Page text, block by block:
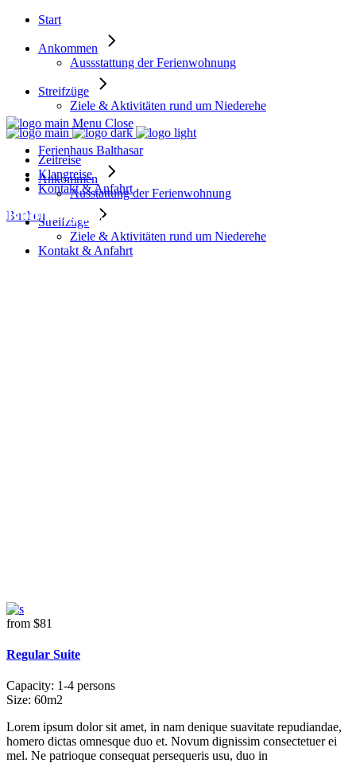
Start
Ankommen
Aussstattung der Ferienwohnung
Streifzüge
Ziele & Aktivitäten rund um Niederehe
Zeitreise
Klangreise
Kontakt & Anfahrt
Buchen
Menu Close
Ferienhaus Balthasar
Ankommen
Ausstattung der Ferienwohnung
Streifzüge
Ziele & Aktivitäten rund um Niederehe
Kontakt & Anfahrt
Room Type: Queen
from $81
Regular Suite
Capacity: 1-4 persons
Size: 60m2
Lorem ipsum dolor sit amet, in nam denique suavitate repudiandae,
homero dictas omnesque duo et. Novum dignissim consectetuer ei
mel. Ne patrioque consequat persequeris usu, duo in